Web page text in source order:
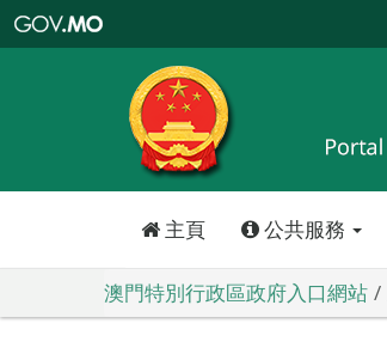
特
政
區
政
口
主頁 公共服務
澳門特別行政區政府入口網站